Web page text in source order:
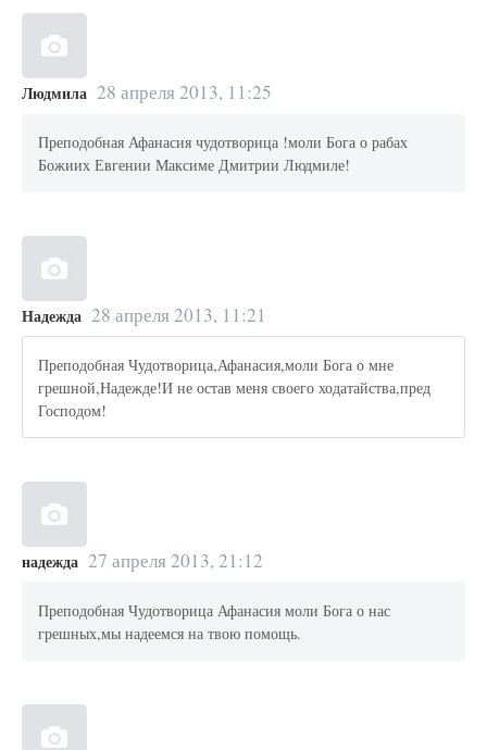
Людмила 28 апреля 2013, 11:25
Преподобная Афанасия чудотворица !моли Бога о рабах
Божиих Евгении Максиме Дмитрии Людмиле!
Надежда 28 апреля 2013, 11:21
Преподобная Чудотворица,Афанасия,моли Бога о мне
грешной,Надежде!И не остав меня своего ходатайства,пред
Господом!
надежда 27 апреля 2013, 21:12
Преподобная Чудотворица Афанасия моли Бога о нас
грешных,мы надеемся на твою помощь.